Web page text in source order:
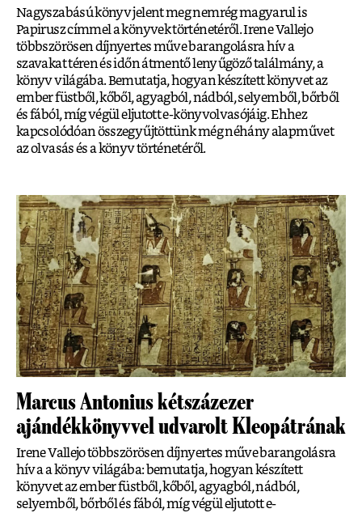
Nagyszabású könyv jelent meg nemrég magyarul is
Papirusz címmel a könyvek történetéről. Irene Vallejo
többszörösen díjnyertes műve barangolásra hív a
szavakat téren és időn átmentő lenyűgöző találmány, a
könyv világába. Bemutatja, hogyan készített könyvet az
ember füstből, kőből, agyagból, nádból, selyemből, bőrből
és fából, míg végül eljutott e-könyvolvasójáig. Ehhez
kapcsolódóan összegyűjtöttünk még néhány alapművet
az olvasás és a könyv történetéről.
Marcus Antonius kétszázezer
ajándékkönyvvel udvarolt Kleopátrának
Irene Vallejo többszörösen díjnyertes műve barangolásra
hív a a könyv világába: bemutatja, hogyan készített
könyvet az ember füstből, kőből, agyagból, nádból,
selyemből, bőrből és fából, míg végül eljutott e-